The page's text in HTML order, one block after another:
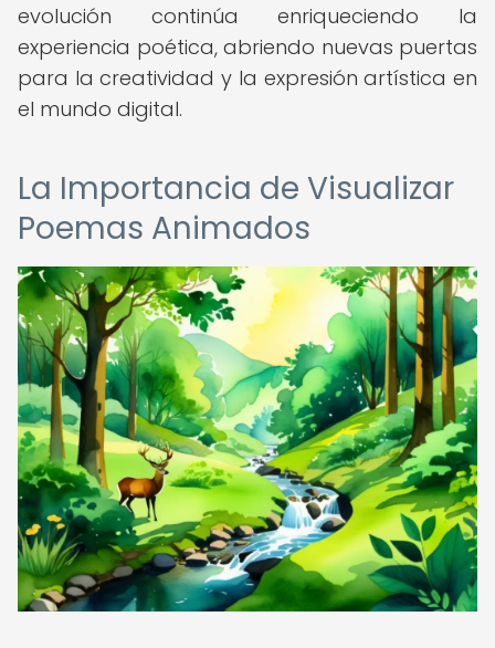
evolución continúa enriqueciendo la
experiencia poética, abriendo nuevas puertas
para la creatividad y la expresión artística en
el mundo digital.
La Importancia de Visualizar
Poemas Animados